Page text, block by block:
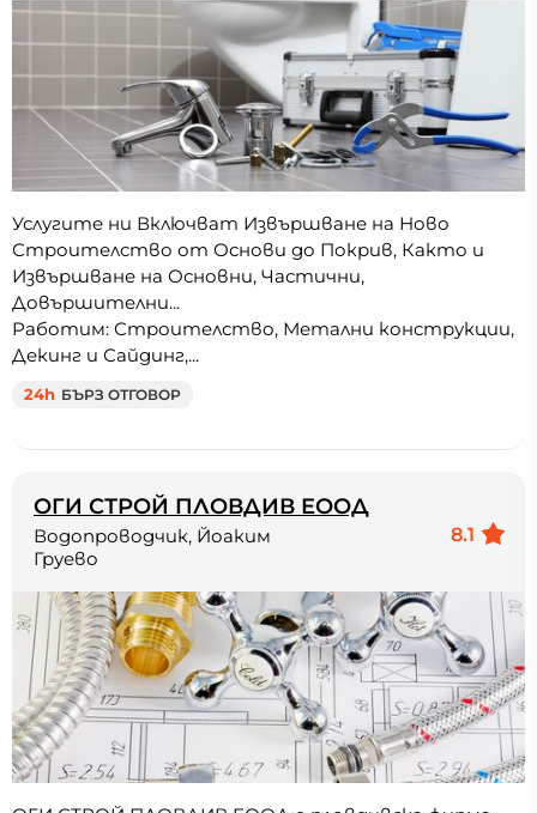
Услугите ни Включват Извършване на Ново
Строителство от Основи до Покрив, Както и
Извършване на Основни, Частични,
Довършителни...
Работим: Строителство, Метални конструкции,
Декинг и Сайдинг,...
24h БЪРЗ ОТГОВОР
ОГИ СТРОЙ ПЛОВДИВ ЕООД
8.1
Водопроводчик, Йоаким
Груево